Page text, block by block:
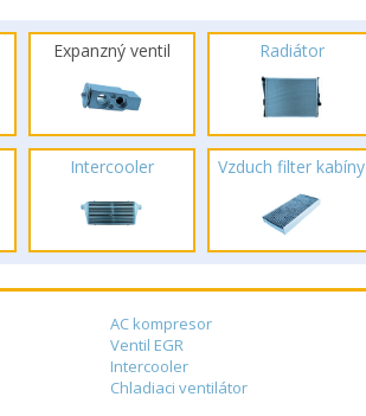
Expanzný ventil Radiátor
Intercooler Vzduch filter kabíny
AC kompresor
Ventil EGR
Intercooler
Chladiaci ventilátor